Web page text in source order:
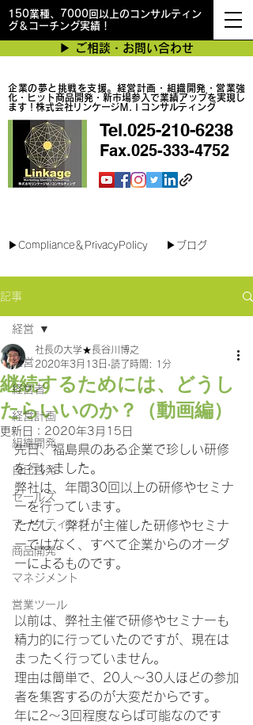
150業種、7000回以上のコンサルティン
グ＆コーチング実績！
企業の夢と挑戦を支援。経営計画・組織開発・営業強
化・ヒット商品開発・新市場参入で業績アップを実現し
ます！株式会社リンケージＭ.Ｉコンサルティング
▶︎ ご相談・お問い合わせ
Tel.025-210-6238
Fax.025-333-4752
▶︎Compliance＆PrivacyPolicy ▶︎ブログ
記事
経営
経営者
経営計画
組織開発
自己啓発
セールス
マーケティング
商品開発
マネジメント
営業ツール
経営
継続するためには、どうし
たらいいのか？（動画編）
社長の大学★長谷川博之
2020年3月13日 読了時間: 1分
更新日： 2020年3月15日
先日、福島県のある企業で珍しい研修
を行いました。
弊社は、年間30回以上の研修やセミナ
ーを行っています。
ただし、弊社が主催した研修やセミナ
ーではなく、すべて企業からのオーダ
ーによるものです。
以前は、弊社主催で研修やセミナーも
精力的に行っていたのですが、現在は
まったく行っていません。
理由は簡単で、20人～30人ほどの参加
者を集客するのが大変だからです。
年に2～3回程度ならば可能なのです